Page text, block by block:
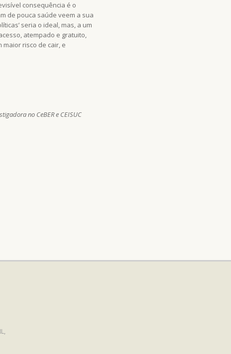
consequência é o
de pouca saúde veem a sua
seria o ideal, mas, a um
atempado e gratuito,
risco de cair, e
no CeBER e CEISUC